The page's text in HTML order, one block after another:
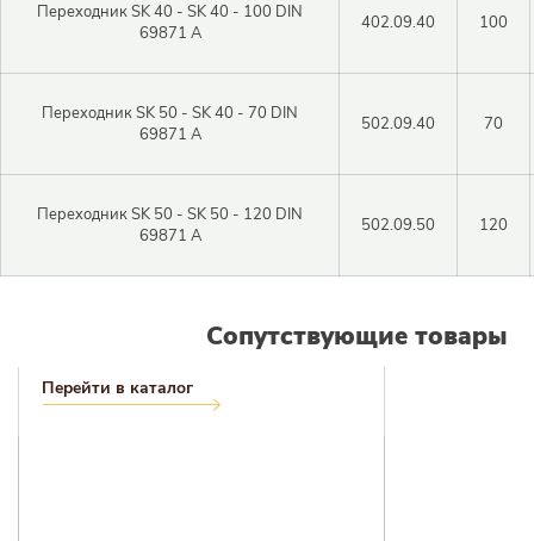
Переходник SK 40 - SK 40 - 100 DIN
69871 A
402.09.40 100
Переходник SK 50 - SK 40 - 70 DIN
69871 A
502.09.40 70
Переходник SK 50 - SK 50 - 120 DIN
69871 A
502.09.50 120
Перейти в каталог
Сопутствующие товары
Авторизация
Регистрация
Закрыть
Авторизация